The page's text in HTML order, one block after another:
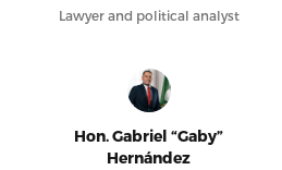
Lawyer and political analyst
Hon. Gabriel “Gaby”
Hernández